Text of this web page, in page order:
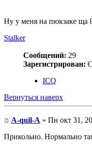
Ну у меня на пюкзаке ща
Stalker
Сообщений: 29
Зарегистрирован:
ICQ
Вернуться наверх
A-quil-A » Пн окт 31,
Прикольно. Нормально